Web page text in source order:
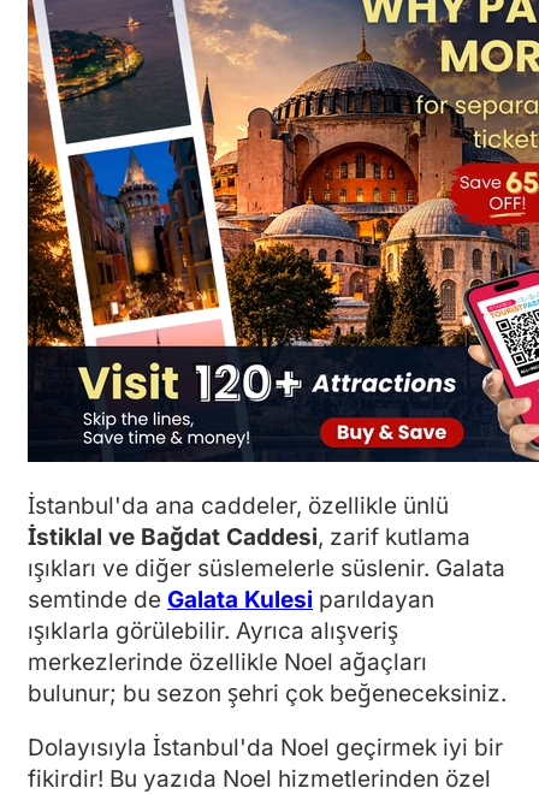
İstanbul'da ana caddeler, özellikle ünlü
İstiklal ve Bağdat Caddesi, zarif kutlama
ışıkları ve diğer süslemelerle süslenir. Galata
semtinde de Galata Kulesi parıldayan
ışıklarla görülebilir. Ayrıca alışveriş
merkezlerinde özellikle Noel ağaçları
bulunur; bu sezon şehri çok beğeneceksiniz.
Dolayısıyla İstanbul'da Noel geçirmek iyi bir
fikirdir! Bu yazıda Noel hizmetlerinden özel